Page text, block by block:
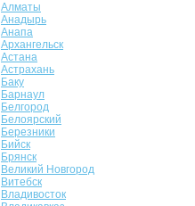
Алматы
Анадырь
Анапа
Архангельск
Астана
Астрахань
Баку
Барнаул
Белгород
Белоярский
Березники
Бийск
Брянск
Великий Новгород
Витебск
Владивосток